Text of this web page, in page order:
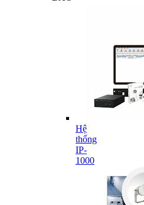
Hệ
thống
IP-
1000